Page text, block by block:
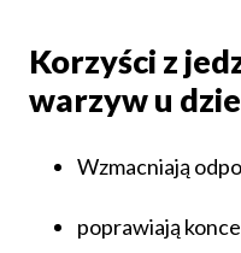
Korzyści z
warzyw u
Wzmacniają
poprawiają